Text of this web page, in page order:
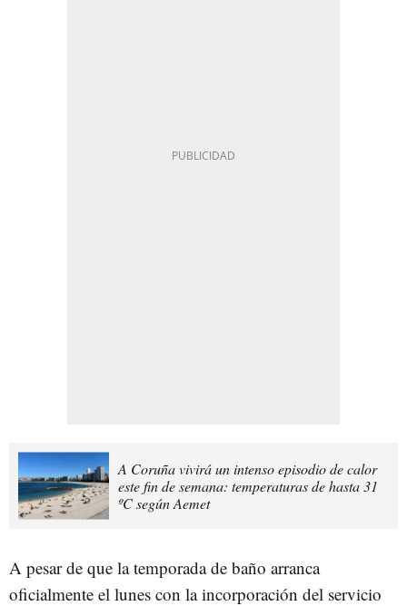
A Coruña vivirá un intenso episodio de calor
este fin de semana: temperaturas de hasta 31
ºC según Aemet
A pesar de que la temporada de baño arranca
oficialmente el lunes con la incorporación del servicio